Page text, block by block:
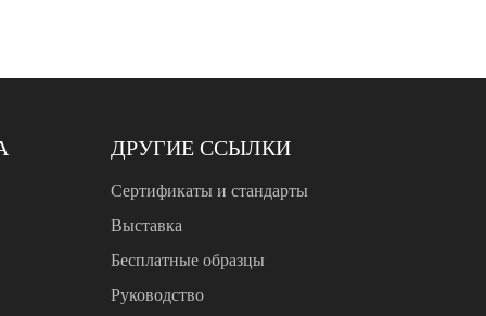
ДРУГИЕ ССЫЛКИ
Сертификаты и стандарты
Выставка
Бесплатные образцы
Руководство